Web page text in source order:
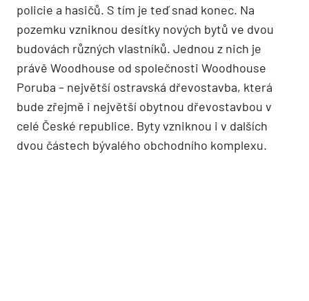
policie a hasičů. S tím je teď snad konec. Na
pozemku vzniknou desítky nových bytů ve dvou
budovách různých vlastníků. Jednou z nich je
právě Woodhouse od společnosti Woodhouse
Poruba – největší ostravská dřevostavba, která
bude zřejmě i největší obytnou dřevostavbou v
celé České republice. Byty vzniknou i v dalších
dvou částech bývalého obchodního komplexu.